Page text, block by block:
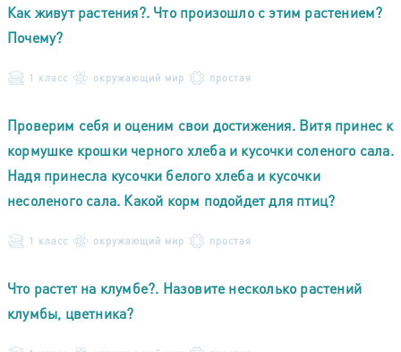
Как живут растения?. Что произошло с этим растением?
Почему?
1 класс окружающий мир простая
Проверим себя и оценим свои достижения. Витя принес к
кормушке крошки черного хлеба и кусочки соленого сала.
Надя принесла кусочки белого хлеба и кусочки
несоленого сала. Какой корм подойдет для птиц?
1 класс окружающий мир простая
Что растет на клумбе?. Назовите несколько растений
клумбы, цветника?